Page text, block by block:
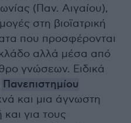
(Παν. Αιγαίου),
στη βιοϊατρική
που προσφέρονται
αλλά μέσα από
γνώσεων. Ειδικά
Πανεπιστημίου
και μια άγνωστη
για τους